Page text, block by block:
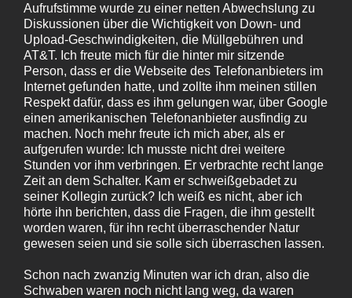
Aufrufstimme wurde zu einer netten Abwechslung zu
Diskussionen über die Wichtigkeit von Down- und
Upload-Geschwindigkeiten, die Müllgebühren und
AT&T. Ich freute mich für die hinter mir sitzende
Person, dass er die Webseite des Telefonanbieters im
Internet gefunden hatte, und zollte ihm meinen stillen
Respekt dafür, dass es ihm gelungen war, über Google
einen amerikanischen Telefonanbieter ausfindig zu
machen. Noch mehr freute ich mich aber, als er
aufgerufen wurde: Ich musste nicht drei weitere
Stunden vor ihm verbringen. Er verbrachte recht lange
Zeit an dem Schalter. Kam er schweißgebadet zu
seiner Kollegin zurück? Ich weiß es nicht, aber ich
hörte ihn berichten, dass die Fragen, die ihm gestellt
worden waren, für ihn recht überraschender Natur
gewesen seien und sie solle sich überraschen lassen.
Schon nach zwanzig Minuten war ich dran, also die
Schwaben waren noch nicht lang weg, da waren